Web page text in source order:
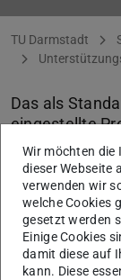
Sie befinden sich
TU Darmstadt
Das als
eingestellte
barrierefrei.
Sreenreader
verfügbar.
Wir möchten
dieser Webseite
verwenden wir
welche Cookies
gesetzt werden
Einige Cookies
damit diese auf
kann. Diese